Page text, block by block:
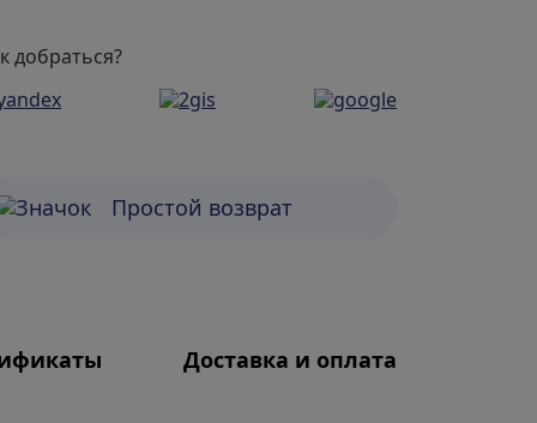
добраться?
Простой возврат
Доставка и оплата